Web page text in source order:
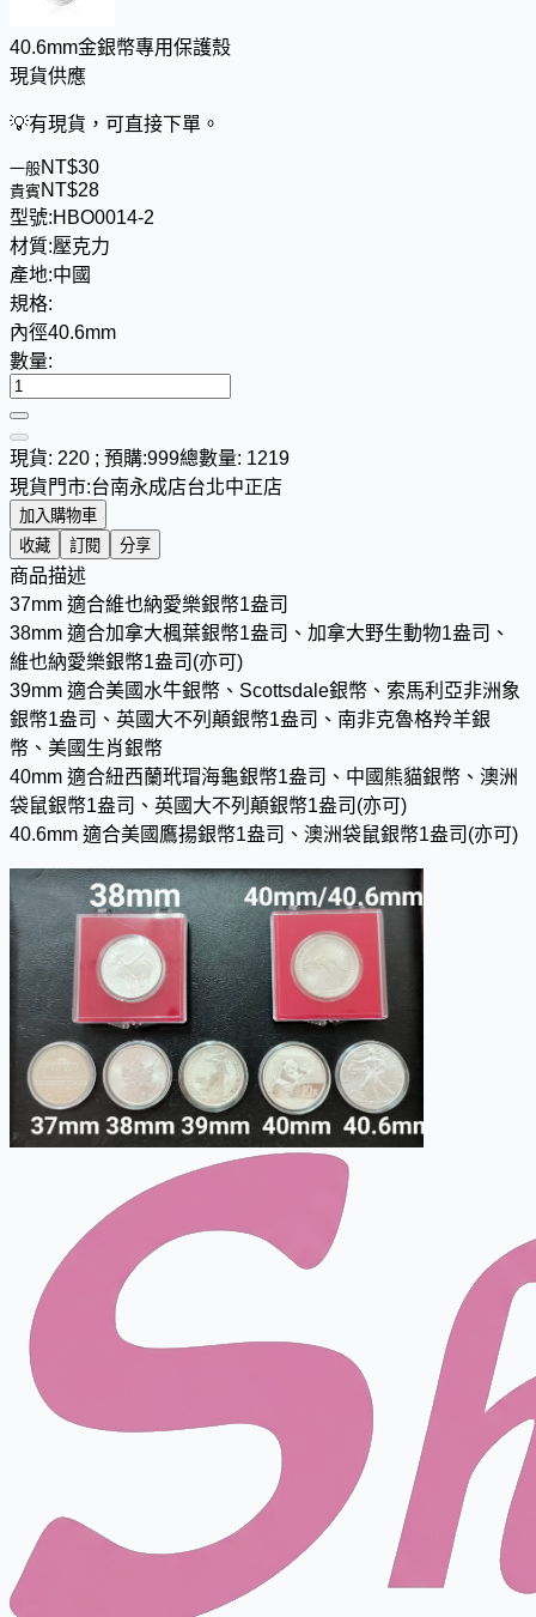
40.6mm金銀幣專用保護殼
現貨供應
💡有現貨，可直接下單。
一般NT$30
貴賓 NT$28
型號:HBO0014-2
材質:壓克力
產地:中國
規格:
內徑40.6mm
數量:
現貨: 220 ; 預購:999總數量: 1219
現貨門市:台南永成店台北中正店
加入購物車
收藏
訂閱 分享
商品描述
37mm 適合維也納愛樂銀幣1盎司
38mm 適合加拿大楓葉銀幣1盎司、加拿大野生動物1盎司、
維也納愛樂銀幣1盎司(亦可)
39mm 適合美國水牛銀幣、Scottsdale銀幣、索馬利亞非洲象
銀幣1盎司、英國大不列顛銀幣1盎司、南非克魯格羚羊銀
幣、美國生肖銀幣
40mm 適合紐西蘭玳瑁海龜銀幣1盎司、中國熊貓銀幣、澳洲
袋鼠銀幣1盎司、英國大不列顛銀幣1盎司(亦可)
40.6mm 適合美國鷹揚銀幣1盎司、澳洲袋鼠銀幣1盎司(亦可)